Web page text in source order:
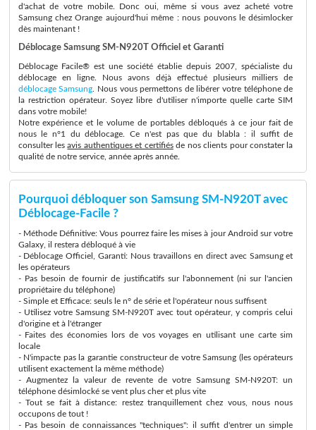
d'achat de votre mobile. Donc oui, même si vous avez acheté votre
Samsung chez Orange aujourd'hui même : nous pouvons le désimlocker
dès maintenant !
Déblocage Samsung SM-N920T Officiel et Garanti
Déblocage Facile® est une société établie depuis 2007, spécialiste du
déblocage en ligne. Nous avons déjà effectué plusieurs milliers de
déblocage Samsung . Nous vous permettons de libérer votre téléphone de
la restriction opérateur. Soyez libre d'utiliser n'importe quelle carte SIM
dans votre mobile!
Notre expérience et le volume de portables débloqués à ce jour fait de
nous le n°1 du déblocage. Ce n'est pas que du blabla : il suffit de
consulter lesavis authentiques et certifiésde nos clients pour constater la
qualité de notre service, année après année.
Pourquoi débloquer son Samsung SM-N920T avec
Déblocage-Facile ?
- Méthode Définitive: Vous pourrez faire les mises à jour Android sur votre
Galaxy, il restera débloqué à vie
- Déblocage Officiel, Garanti: Nous travaillons en direct avec Samsung et
les opérateurs
- Pas besoin de fournir de justificatifs sur l'abonnement (ni sur l'ancien
propriétaire du téléphone)
- Simple et Efficace: seuls le n° de série et l'opérateur nous suffisent
- Utilisez votre Samsung SM-N920T avec tout opérateur, y compris celui
d'origine et à l'étranger
- Faites des économies lors de vos voyages en utilisant une carte sim
locale
- N'impacte pas la garantie constructeur de votre Samsung (les opérateurs
utilisent exactement la même méthode)
- Augmentez la valeur de revente de votre Samsung SM-N920T: un
téléphone désimlocké se vent plus cher et plus vite
- Tout se fait à distance: restez tranquillement chez vous, nous nous
occupons de tout !
- Pas besoin de connaissances "techniques": il suffit d'entrer un simple